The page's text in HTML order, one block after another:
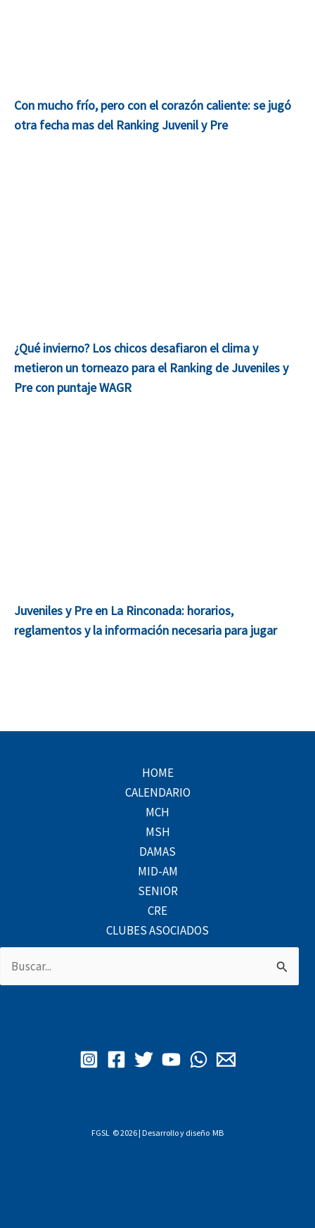
Con mucho frío, pero con el corazón caliente: se jugó
otra fecha mas del Ranking Juvenil y Pre
¿Qué invierno? Los chicos desafiaron el clima y
metieron un torneazo para el Ranking de Juveniles y
Pre con puntaje WAGR
Juveniles y Pre en La Rinconada: horarios,
reglamentos y la información necesaria para jugar
HOME
CALENDARIO
MCH
MSH
DAMAS
MID-AM
SENIOR
CRE
CLUBES ASOCIADOS
Buscar
por:
FGSL © 2026 | Desarrollo y diseño MB